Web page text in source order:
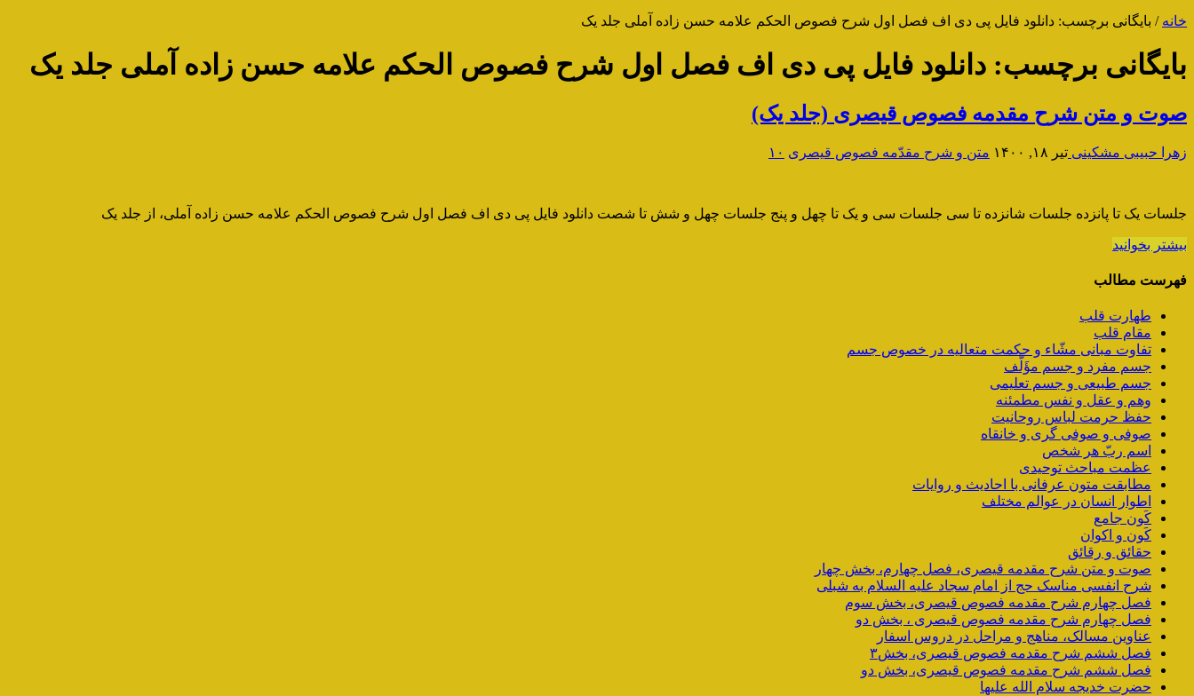
خانه / بایگانی برچسب: دانلود فایل پی دی اف فصل اول شرح فصوص الحکم علامه حسن زاده آملی جلد یک
بایگانی برچسب: دانلود فایل پی دی اف فصل اول شرح فصوص الحکم علامه حسن زاده آملی جلد یک
صوت و متن شرح مقدمه فصوص قیصری (جلد یک)
زهرا حبیبی مشکینی تیر ۱۸, ۱۴۰۰ متن و شرح مقدّمه فصوص قیصری ۱۰
جلسات یک تا پانزده جلسات شانزده تا سی جلسات سی و یک تا چهل و پنج جلسات چهل و شش تا شصت دانلود فایل پی دی اف فصل اول شرح فصوص الحکم علامه حسن زاده آملی، از جلد یک
بیشتر بخوانید
فهرست مطالب
طهارت قلب
مقام قلب
تفاوت مبانی مشّاء و حکمت متعالیه در خصوص جسم
جسم مفرد و جسم مؤَلَّف
جسم طبیعی و جسم تعلیمی
وهم و عقل و نفس مطمئنه
حفظ حرمت لباس روحانیت
صوفی و صوفی گری و خانقاه
اسم ربّ هر شخص
عظمت مباحث توحیدی
مطابقت متون عرفانی با احادیث و روایات
اطوار انسان در عوالم مختلف
کَون جامع
کَون و اکوان
حقائق و رقائق
صوت و متن شرح مقدمه قیصری، فصل چهارم، بخش چهار
شرح انفسی مناسک حج از امام سجاد علیه السلام به شبلی
فصل چهارم شرح مقدمه فصوص قیصری، بخش سوم
فصل چهارم شرح مقدمه فصوص قیصری ، بخش دو
عناوین مسالک، مناهج و مراحل در دروس اسفار
فصل ششم شرح مقدمه فصوص قیصری، بخش۳
فصل ششم شرح مقدمه فصوص قیصری، بخش دو
حضرت خدیجه سلام الله علیها